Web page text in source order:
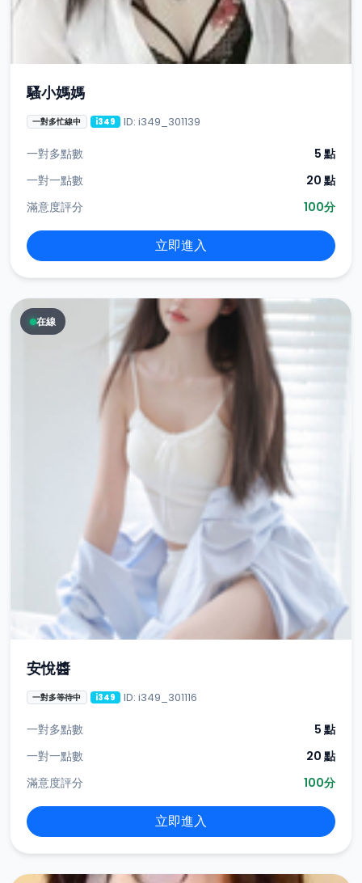
騷小媽媽
一對多忙線中 i349 ID: i349_301139
一對多點數
5 點
一對一點數
20 點
滿意度評分
100分
立即進入
在線
安悅醬
一對多等待中 i349 ID: i349_301116
一對多點數
5 點
一對一點數
20 點
滿意度評分
100分
立即進入